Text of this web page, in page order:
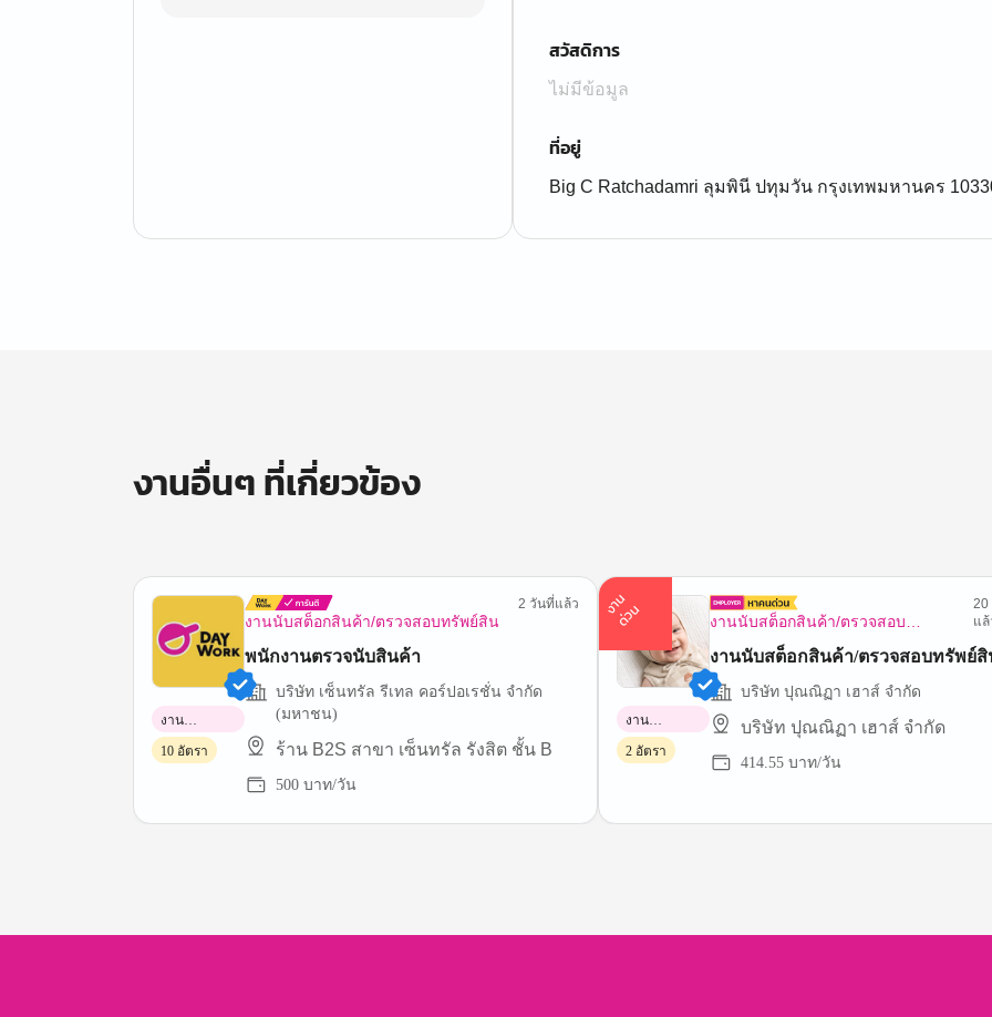
สวัสดิการ
ไม่มีข้อมูล
ที่อยู่
Big C Ratchadamri ลุมพินี ปทุมวัน กรุงเทพมหานคร
งานอื่นๆ ที่เกี่ยวข้อง
งานนับสต็อกสินค้า/ตรวจสอบทรัพย์สิน
2 วันที่แล้ว
พนักงานตรวจนับสินค้า
บริษัท เซ็นทรัล รีเทล คอร์ปอเรชั่น จำกัด
(มหาชน)
ร้าน B2S สาขา เซ็นทรัล รังสิต ชั้น B
500 บาท/วัน
งาน
พาร์ทไทม์
10 อัตรา
ง
า
น
ด่
ว
น
งานนับสต็อกสินค้า/ตรวจสอบ
ทรัพย์สิน
แ
งานนับสต็อกสินค้า/ตรวจสอบทรัพย์สิ
บริษัท ปุณณิฏา เฮาส์ จำกัด
บริษัท ปุณณิฏา เฮาส์ จำกัด
414.55 บาท/วัน
งาน
พาร์ทไทม์
2 อัตรา